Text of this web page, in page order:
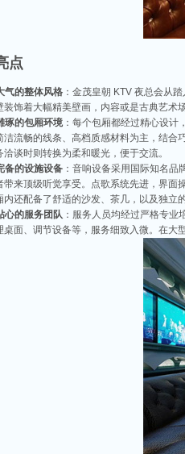
充满活力与魅力的城市，以其丰富的美食
来看看，昆山有哪些比较好的KTV娱乐会
苏省苏州市，是一个经济蓬勃发展的城市
带你领略一下这其中的魅力！
总会哪家好-昆山八大最好玩的商务
历史悠久而又充满活力的城市，KTV无疑
还是商务宴请，选择一间合适的KTV都是
KTV有名气——昆山八大最具特色的
拥有千年历史，地理位置优越的城市，不
友聚会、商务洽谈的重要场所。今天，我
总会排行榜-昆山八大质量最好的商
美丽的城市，不仅以其丰厚的文化底蕴和
以其舒适的环境和高品质的服务吸引了
点
气的整体风格 ：金茂皇朝 KTV 夜总会从
装饰着大幅精美壁画，内容或是古典艺术
琢的包厢环境 ：每个包厢都经过精心设
洁流畅的线条、高档质感材料为主，结
洽谈时则转换为柔和暖光，便于交流。
备的设施设备 ：音响设备采用国际知名
带来顶级听觉享受。点歌系统先进，界面
内还配备了舒适的沙发、茶几，以及独立
心的服务团队 ：服务人员均经过严格专
桌面、调节设备等，服务细致入微。在大